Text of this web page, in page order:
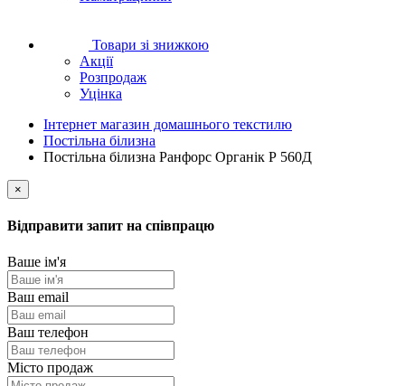
Товари зі знижкою
Акції
Розпродаж
Уцінка
Інтернет магазин домашнього текстилю
Постільна білизна
Постільна білизна Ранфорс Органік Р 560Д
×
Відправити запит на співпрацю
Ваше ім'я
Ваш email
Ваш телефон
Місто продаж